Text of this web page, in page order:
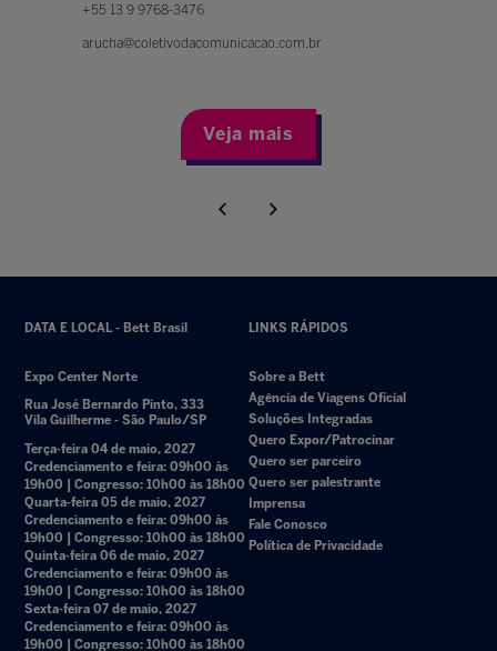
+55 13 9 9768-3476
arucha@coletivodacomunicacao.com.br
Veja mais
DATA E LOCAL - Bett Brasil
Expo Center Norte
Rua José Bernardo Pinto, 333
Vila Guilherme - São Paulo/SP
Terça-feira 04 de maio, 2027
Credenciamento e feira: 09h00 às
19h00 | Congresso: 10h00 às 18h00
Quarta-feira 05 de maio, 2027
Credenciamento e feira: 09h00 às
19h00 | Congresso: 10h00 às 18h00
Quinta-feira 06 de maio, 2027
Credenciamento e feira: 09h00 às
19h00 | Congresso: 10h00 às 18h00
Sexta-feira 07 de maio, 2027
Credenciamento e feira: 09h00 às
19h00 | Congresso: 10h00 às 18h00
LINKS RÁPIDOS
Sobre a Bett
Agência de Viagens Oficial
Soluções Integradas
Quero Expor/Patrocinar
Quero ser parceiro
Quero ser palestrante
Imprensa
Fale Conosco
Política de Privacidade